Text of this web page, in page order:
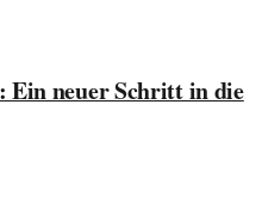
Ein neuer Schritt in die